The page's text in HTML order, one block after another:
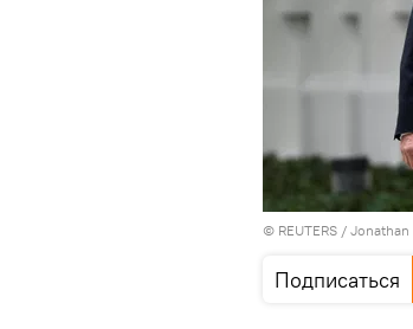
© REUTERS / Jonathan
Подписаться